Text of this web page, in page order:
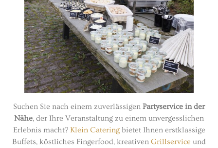
Suchen Sie nach einem zuverlässigen Partyservice in der
Nähe, der Ihre Veranstaltung zu einem unvergesslichen
Erlebnis macht? Klein Cateringbietet Ihnen erstklassige
Buffets, köstliches Fingerfood, kreativen Grillservice und